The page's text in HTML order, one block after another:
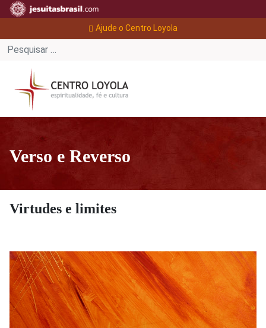
Ajude o Centro Loyola
Verso e Reverso
Virtudes e limites